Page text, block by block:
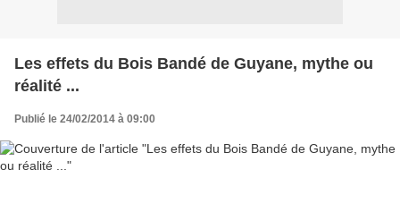
Les effets du Bois Bandé de Guyane, mythe ou
réalité ...
Publié le 24/02/2014 à 09:00